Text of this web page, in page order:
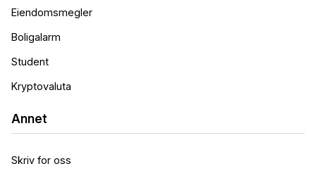
Eiendomsmegler
Boligalarm
Student
Kryptovaluta
Annet
Skriv for oss